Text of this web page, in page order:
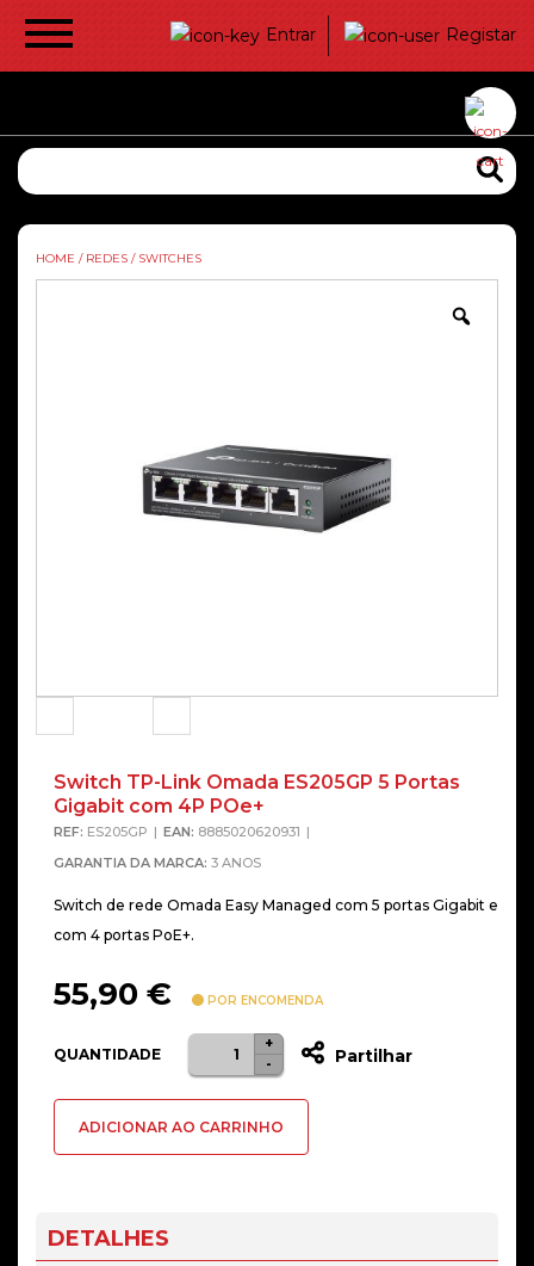
Entrar Registar
HOME / REDES / SWITCHES
Switch TP-Link Omada ES205GP 5 Portas
Gigabit com 4P POe+
REF: ES205GP EAN: 8885020620931
GARANTIA DA MARCA: 3 ANOS
Switch de rede Omada Easy Managed com 5 portas Gigabit e
com 4 portas PoE+.
55,90 € POR ENCOMENDA
QUANTIDADE
Quantidade
de
TP-
5
-
+
Partilhar
ADICIONAR AO CARRINHO
DETALHES